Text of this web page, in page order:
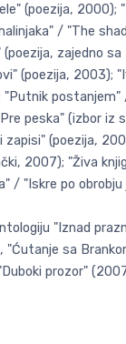
(poezija, 2000);
/ "The
(poezija, zajedno
(poezija, 2003);
"Putnik postanjem"
peska" (izbor iz
zapisi" (poezija,
2007); "Živa
/ "Iskre po
"Iznad
"Ćutanje sa
prozor"